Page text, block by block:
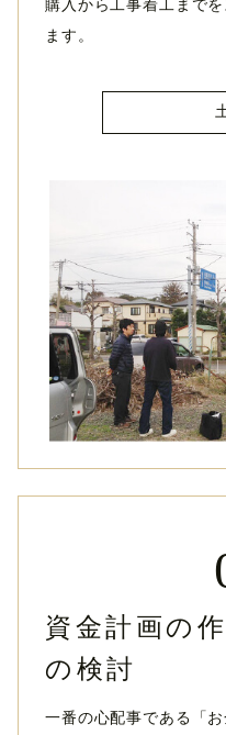
購入から工事着工まで
ます。
資金計画の
の検討
一番の心配事である「